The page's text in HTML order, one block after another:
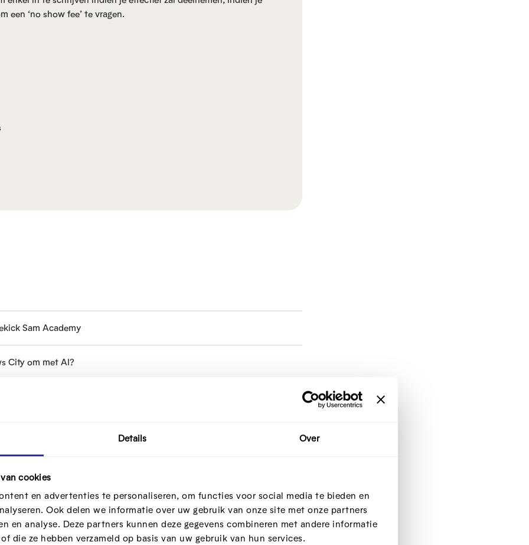
Details Over
cookies
en advertenties te personaliseren, om functies voor social media te bieden en
Ook delen we informatie over uw gebruik van onze site met onze partners
en analyse. Deze partners kunnen deze gegevens combineren met andere informatie
die ze hebben verzameld op basis van uw gebruik van hun services.
een ‘no show fee’ te vragen.
Sam Academy
City om met AI?
Over de rol van beelden in tijd van desinformatie (Mediawijs)'